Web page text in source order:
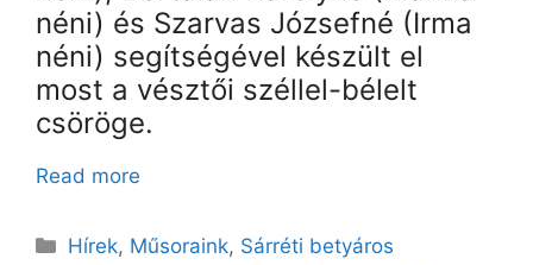
néni) és Szarvas Józsefné (Irma
néni) segítségével készült el
most a vésztői széllel-bélelt
csöröge.
Read more
Kategória
Hírek, Műsoraink, Sárréti betyáros